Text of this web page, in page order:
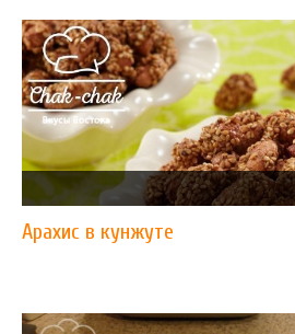
Арахис в кунжуте